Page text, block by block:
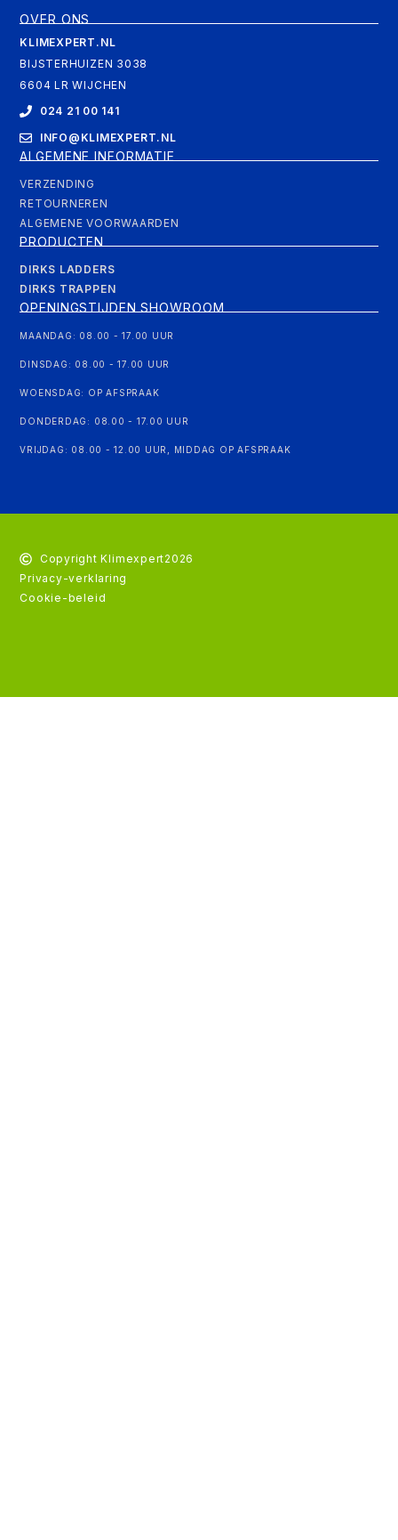
OVER ONS
KLIMEXPERT.NL
BIJSTERHUIZEN 3038
6604 LR WIJCHEN
024 21 00 141
INFO@KLIMEXPERT.NL
ALGEMENE INFORMATIE
VERZENDING
RETOURNEREN
ALGEMENE VOORWAARDEN
PRODUCTEN
DIRKS LADDERS
DIRKS TRAPPEN
OPENINGSTIJDEN SHOWROOM
MAANDAG: 08.00 - 17.00 UUR
DINSDAG: 08.00 - 17.00 UUR
WOENSDAG: OP AFSPRAAK
DONDERDAG: 08.00 - 17.00 UUR
VRIJDAG: 08.00 - 12.00 UUR, MIDDAG OP AFSPRAAK
Copyright Klimexpert2026
Privacy-verklaring
Cookie-beleid